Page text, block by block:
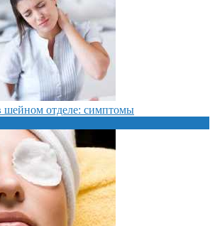
шейном отделе: симптомы